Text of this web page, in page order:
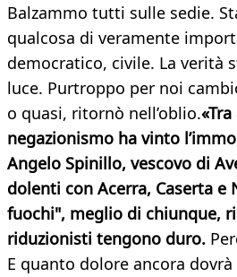
Balzammo tutti sulle sedie.
qualcosa di veramente
democratico, civile. La verità
luce. Purtroppo per noi
o quasi, ritornò nell’oblio.
negazionismo ha vinto
Angelo Spinillo, vescovo di
dolenti con Acerra, Caserta e
fuochi", meglio di chiunque,
riduzionisti tengono duro.
E quanto dolore ancora